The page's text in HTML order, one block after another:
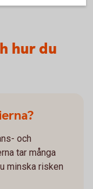
hur du
och
tar många
minska risken